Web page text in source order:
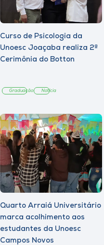
Curso de Psicologia da
Unoesc Joaçaba realiza 2ª
Cerimônia do Botton
Graduação Notícia
Quarto Arraiá Universitário
marca acolhimento aos
estudantes da Unoesc
Campos Novos